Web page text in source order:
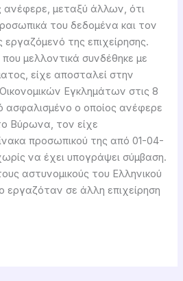
ανέφερε, μεταξύ άλλων, ότι
του δεδομένα και τον
της επιχείρησης.
μελλοντικά συνδέθηκε με
είχε αποσταλεί στην
Εγκλημάτων στις 8
ασφαλισμένο ο οποίος ανέφερε
Βύρωνα, τον είχε
προσωπικού της από 01-04-
να έχει υπογράψει σύμβαση.
αστυνομικούς του Ελληνικού
εργαζόταν σε άλλη επιχείρηση